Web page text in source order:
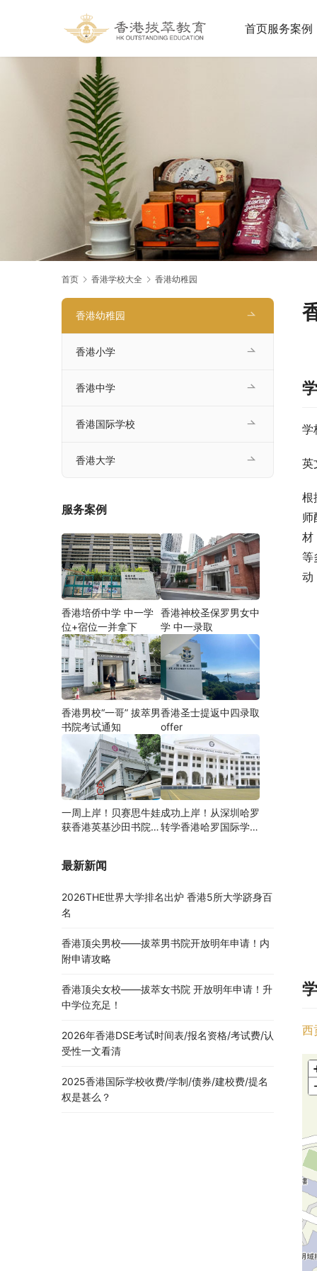
首页服务案例
首页 香港学校大全 香港幼稚园
学
英
根
师
材
等
动
西
香港幼稚园
香港小学
香港中学
香港国际学校
香港大学
服务案例
香港培侨中学 中一学
位+宿位一并拿下
香港神校圣保罗男女中
学 中一录取
香港男校“一哥” 拔萃男
书院考试通知
香港圣士提返中四录取
offer
一周上岸！贝赛思牛娃
获香港英基沙田书院录
成功上岸！从深圳哈罗
转学香港哈罗国际学
最新新闻
2026THE世界大学排名出炉 香港5所大学跻身百
名
香港顶尖男校——拔萃男书院开放明年申请！内
附申请攻略
香港顶尖女校——拔萃女书院 开放明年申请！升
中学位充足！
2026年香港DSE考试时间表/报名资格/考试费/认
受性一文看清
2025香港国际学校收费/学制/债券/建校费/提名
权是甚么？